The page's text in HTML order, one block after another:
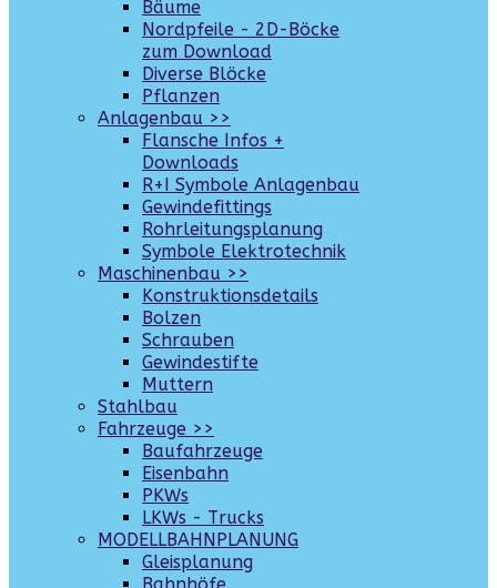
Bäume
Nordpfeile - 2D-Böcke
zum Download
Diverse Blöcke
Pflanzen
Anlagenbau >>
Flansche Infos +
Downloads
R+I Symbole Anlagenbau
Gewindefittings
Rohrleitungsplanung
Symbole Elektrotechnik
Maschinenbau >>
Konstruktionsdetails
Bolzen
Schrauben
Gewindestifte
Muttern
Stahlbau
Fahrzeuge >>
Baufahrzeuge
Eisenbahn
PKWs
LKWs - Trucks
MODELLBAHNPLANUNG
Gleisplanung